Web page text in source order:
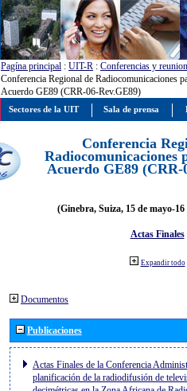
Pagína principal : UIT-R : Conferencias y
Conferencia Regional de Radiocomunicaciones
Acuerdo GE89 (CRR-06-Rev.GE89)
Conferencia
Radiocomunicaciones
Acuerdo GE89 (CRR-
(Ginebra, Suiza, 15 de mayo-
Actas Finales
Expandir todo
Documentos
Publicaciones
Actas Finales de la Conferencia
planificación de la radiodifusión de
Sectores de la UIT Sala de prensa